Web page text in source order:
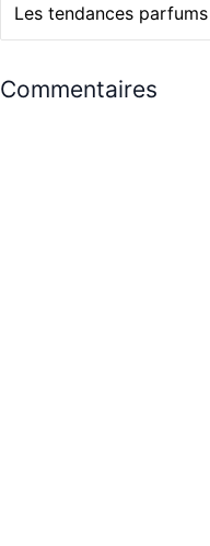
Les tendances
Commentaires